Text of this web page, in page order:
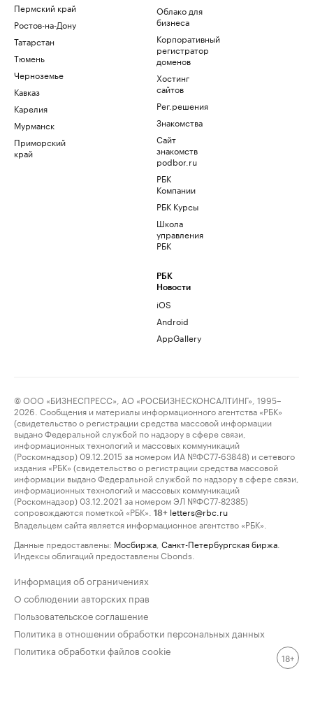
Пермский край
Ростов-на-Дону
Татарстан
Тюмень
Черноземье
Кавказ
Карелия
Мурманск
Приморский
край
Облако для
бизнеса
Корпоративный
регистратор
доменов
Хостинг
сайтов
Рег.решения
Знакомства
Сайт
знакомств
podbor.ru
РБК
Компании
РБК Курсы
Школа
управления
РБК
РБК
Новости
iOS
Android
AppGallery
© ООО «БИЗНЕСПРЕСС», АО «РОСБИЗНЕСКОНСАЛТИНГ», 1995–
2026. Сообщения и материалы информационного агентства «РБК»
(свидетельство о регистрации средства массовой информации
выдано Федеральной службой по надзору в сфере связи,
информационных технологий и массовых коммуникаций
(Роскомнадзор) 09.12.2015 за номером ИА №ФС77-63848) и сетевого
издания «РБК» (свидетельство о регистрации средства массовой
информации выдано Федеральной службой по надзору в сфере связи,
информационных технологий и массовых коммуникаций
(Роскомнадзор) 03.12.2021 за номером ЭЛ №ФС77-82385)
сопровождаются пометкой «РБК».
18+ letters@rbc.ru
Владельцем сайта является информационное агентство «РБК».
Данные предоставлены: Мосбиржа Санкт-Петербургская биржа
Индексы облигаций предоставлены Cbonds.
Информация об ограничениях
О соблюдении авторских прав
Пользовательское соглашение
Политика в отношении обработки персональных данных
Политика обработки файлов cookie
18+